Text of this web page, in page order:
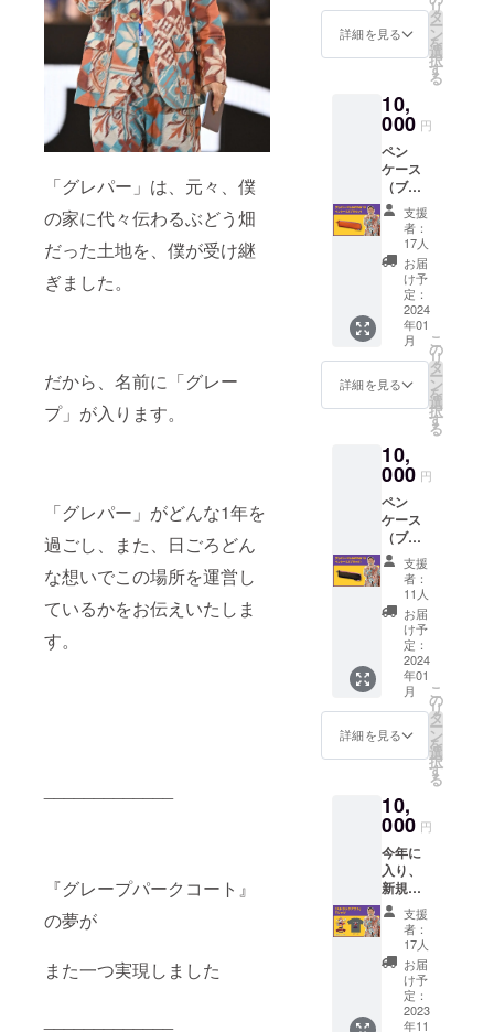
「グレパー」は、元々、僕
の家に代々伝わるぶどう畑
だった土地を、僕が受け継
ぎました。
だから、名前に「グレー
プ」が入ります。
「グレパー」がどんな1年を
過ごし、また、日ごろどん
な想いでこの場所を運営し
ているかをお伝えいたしま
す。
『グレープパークコート』
の夢が
また一つ実現しました
に、「バス
ケ、ラジ
オ、オレゴ
の柱として
活動中。
２０２０年
には、地
元、愛知県
豊川市に、
「誰もが自
由に使える
ストリート
バスケット
コート」、
ト』をオー
プン！
ポーチ
やペン
ことも
できる
し、 ま
た、普
段使っ
ている
カバン
などに
も取り
付ける
ことが
できま
す。 こ
の丸
チャー
ムで、
日ごろ
に感じ
ていた
ば幸い
です。
オリジ
ナル
ボール
チャー
ム サ
イズ
チャー
（ボー
径 約
4cm
さ 約
10.5cm
オリジ
ナル
ボール
型
チャー
ム 素
ル部
分 牛
チェー
野茂の
「三
振」っ
て書か
シャツ
を着て
行き、
そんな
ファッ
ション
が理由
で振ら
れてし
まった
小林少
年。 そ
の時か
らアメ
カジ、
古着に
ハマっ
苦い思
い出か
らつい
た屋号
が、
『Struc
k Out
Vintage
ゴンで
仕入れ
る古
着。 そ
んなオ
レゴン
のイ
メージ
バー
（僕の
オレゴ
ン州立
大学の
マス
コット
でもあ
りま
す）。
そんな
ビー
詳細を見る
リ
タ
ー
ン
を
選
択
す
る
10,
000 円
ペン
ケース
（ブラ
ウン）
グレ
パーに
は本当
に多く
の学生
の子た
ちが遊
びに来
てくれ
ます。
そんな
話を
er G』
さんと
お話し
してい
たら、
「学生
の皆ん
なが普
段使い
してく
れるよ
うなグ
レパー
のアイ
テム、
作りた
いです
りまし
た。 そ
こで、
出来上
がった
のが、
バス
ケット
ボール
革のペ
ンケー
ス！ グ
レパー
支援
者：
17人
お届
け予
定：
2024
年01
月
詳細を見る
こ
の
リ
タ
ー
ン
を
選
択
す
る
10,
000 円
ペン
ケース
（ブ
ラッ
ク） グ
レパー
には本
当に多
くの学
生の子
たちが
遊びに
来てく
れま
す。 そ
んな話
『Leath
er G』
さんと
お話し
してい
たら、
「学生
の皆ん
なが普
段使い
してく
れるよ
うなグ
支援
者：
11人
お届
け予
定：
2024
年01
月
詳細を見る
こ
の
リ
タ
ー
ン
を
選
択
す
る
10,
000 円
今年に
入り、
新規事
業とし
て始め
た古着
の販
売。 高
校の
時、初
支援
者：
17人
お届
け予
定：
2023
年11